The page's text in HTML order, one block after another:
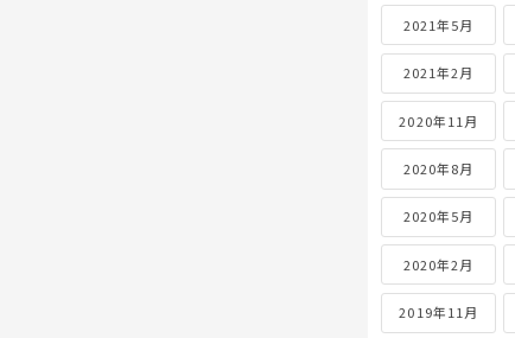
2021年5月
2021年2月
2020年11月
2020年8月
2020年5月
2020年2月
2019年11月